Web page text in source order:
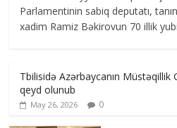
Parlamentinin sabiq deputatı,
xadim Ramiz Bəkirovun 70 illik
Tbilisidə Azərbaycanın Müstəqillik
qeyd olunub
May 26, 2026 0